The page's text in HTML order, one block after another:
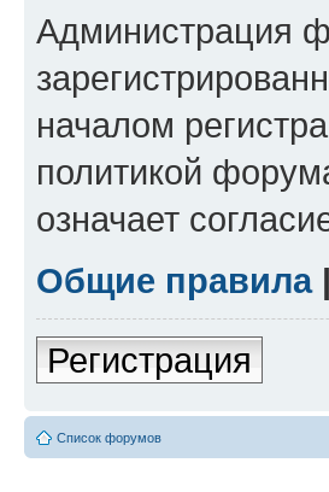
Администрация
началом
политикой
означает
Общие правила|
Регистрация
Список форумов